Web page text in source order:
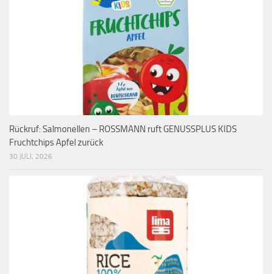
Rückruf: Salmonellen – ROSSMANN ruft GENUSSPLUS KIDS
Fruchtchips Apfel zurück
30 JULI, 2026